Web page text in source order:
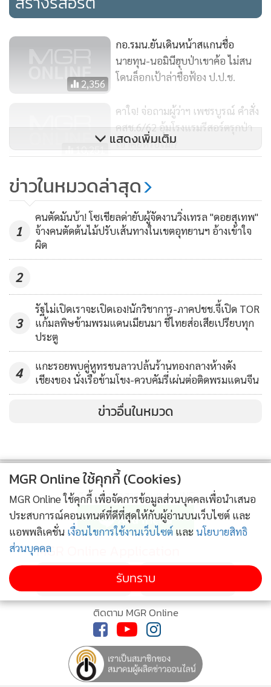
นอกจากนั้น นายประสมยังแฉหลักฐานว่าอดีตข้าราชการระดับ
สูงรายนี้มีการทำสัญญาแบ่งซื้อขายที่ดินแปลงนี้ให้แก่ผู้ประกอบ
การอีกราย โดยผ่านนายหน้าซึ่งเป็นเจ้าของรีสอร์ตรายหนึ่งบน
เขาค้อ ต่อมาในปี 2561 ที่ดินซึ่งแบ่งขายได้ถูกเจ้าหน้าที่ทำการ
จับกุมดำเนินคดี จนทำให้ผู้ประกอบการรายที่ถูกจับกุม แจ้งขอ
ยกเลิกสัญญาและขอเงินคืนจากอดีตข้าราชการรายนี้
แต่เนื่องจากถูกปฏิเสธที่จะคืนเงิน ทำให้ผู้ประกอบการที่ตกเป็น
ผู้ต้องหาพลิกคำให้การในชั้นสอบสวน จากนั้นยังร้องขอความ
เป็นธรรมต่อพนักงานอัยการหล่มสัก โดยปฏิเสธไม่ใช่ผู้ต้องหาตัว
ป่าเขาค้อ พร้อมซัดทอดถึงอดีตข้าราชการระดับสูงรายนี้และ
เจ้าของรีสอร์ตซึ่งเป็นนายหน้าค้าที่ดินเป็นผู้ที่อยู่เบื้องหลัง
ขบวนการฮุบป่าเขาค้อด้วย
2,356
กอ.รมน.ยันเดินหน้าสแกนชื่อ
นายทุน-นอมินีฮุบป่าเขาค้อ ไม่สน
โดนล็อกเป้าล่าชื่อฟ้อง ป.ป.ช.
10,251
คาใจ! จ่อถามผู้ว่าฯ เพชรบูรณ์ คำสั่ง
คสช.6/62 อุ้มโรงแรมรีสอร์ตรุกป่า
เขาค้อหรือไม่!?
8,554
รนส่องจับจีพีเอส-รังวัดโครงการ
จัดสรรยักษ์มูลค่าหมื่นล้านเขาค้อ
แสดงเพิ่มเติม
ข่าวในหมวดล่าสุด
1
คนตัดมันบ้า! โซเชียลด่ายับผู้จัดงานวิ่งเทรล "ดอยสุเทพ"
จ้างคนตัดต้นไม้ปรับเส้นทางในเขตอุทยานฯ อ้างเข้าใจ
ผิด
2
3
รัฐไม่เปิดเราจะเปิดเอง!นักวิชาการ-ภาคปชช.จี้เปิด TOR
แก้มลพิษข้ามพรมแดนเมียนมา ชี้ไทยส่อเสียเปรียบทุก
ประตู
4
แกะรอยพบคู่หูทรชนลาวปล้นร้านทองกลางห้างดัง
เชียงของ นั่งเรือข้ามโขง-ควบคัมรี่เผ่นต่อติดพรมแดนจีน
ข่าวอื่นในหมวด
ติดตามข่าวสารผ่านทาง LINE
MGR Online Application
ติดตาม MGR Online
MGR Online ใช้คุกกี้ (Cookies)
MGR Online ใช้คุกกี้ เพื่อจัดการข้อมูลส่วนบุคคลเพื่อนำเสนอ
ประสบการณ์คอนเทนต์ที่ดีที่สุดให้กับผู้อ่านบนเว็บไซต์ และ
แอพพลิเคชั่น เงื่อนไขการใช้งานเว็บไซต์ และ นโยบายสิทธิ
ส่วนบุคคล
รับทราบ